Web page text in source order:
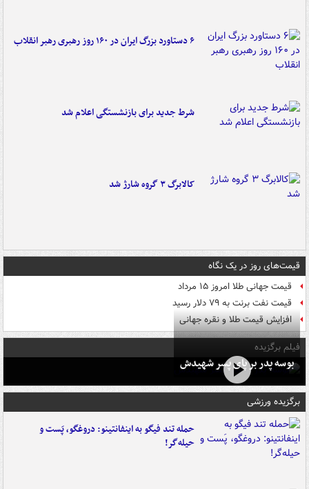
۶ دستاورد بزرگ ایران در ۱۶۰ روز رهبری رهبر انقلاب
شرط جدید برای بازنشستگی اعلام شد
کالابرگ ۳ گروه شارژ شد
قیمت‌های روز در یک نگاه
قیمت جهانی طلا امروز ۱۵ مرداد
قیمت نفت برنت به ۷۹ دلار رسید
افزایش قیمت طلا و نقره جهانی
فیلم برگزیده
بوسه‌ پدر بر پای پسر شهیدش
برگزیده ورزشی
حمله تند فیگو به اینفانتینو: دروغگو، پَست‌ و
حیله‌گر!